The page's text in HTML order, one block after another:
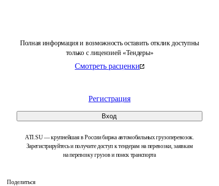
Полная информация и возможность оставить отклик доступны
только с лицензией «Тендеры»
Смотреть расценки
Регистрация
Вход
ATI.SU — крупнейшая в России биржа автомобильных грузоперевозок.
Зарегистрируйтесь и получите доступ к тендерам на перевозки, заявкам
на перевозку грузов и поиск транспорта
Поделиться